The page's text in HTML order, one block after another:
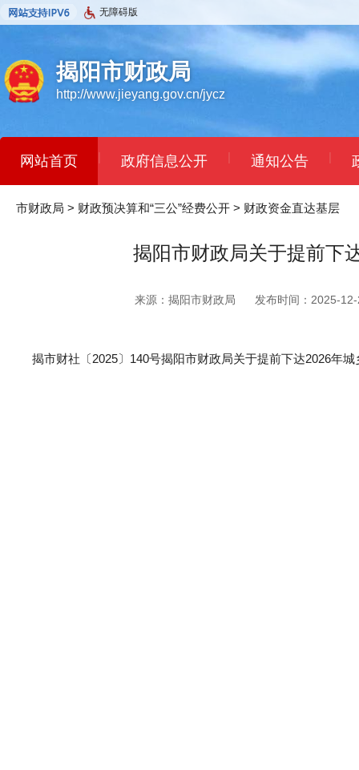
无障碍版
揭阳市财政局
http://www.jieyang.gov.cn/jycz
网站首页 | 政府信息公开 | 通知公告 |
市财政局 > 财政预决算和“三公”经费公开 > 财政资金直达基层
揭阳市财政局关于提前下
来源：揭阳市财政局 发布时间：2025-
揭市财社〔2025〕140号揭阳市财政局关于提前下达2026年